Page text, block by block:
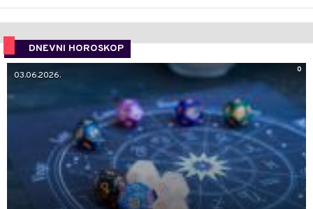
DNEVNI HOROSKOP
0
03.06.2026.